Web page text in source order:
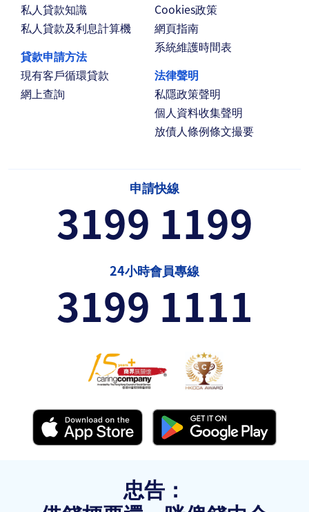
私人貸款知識
私人貸款及利息計算機
貸款申請方法
現有客戶循環貸款
網上查詢
Cookies政策
網頁指南
系統維護時間表
法律聲明
私隱政策聲明
個人資料收集聲明
放債人條例條文撮要
申請快線
3199 1199
24小時會員專線
3199 1111
忠告：